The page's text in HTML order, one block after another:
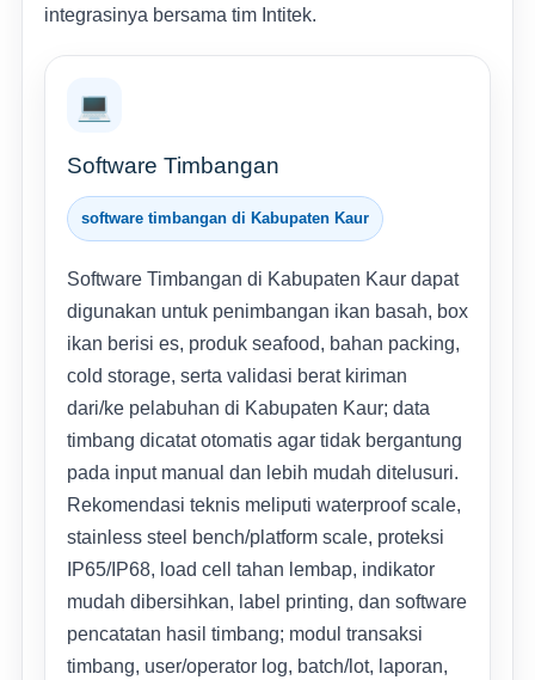
integrasinya bersama tim Intitek.
💻
Software Timbangan
software timbangan di Kabupaten Kaur
Software Timbangan di Kabupaten Kaur dapat
digunakan untuk penimbangan ikan basah, box
ikan berisi es, produk seafood, bahan packing,
cold storage, serta validasi berat kiriman
dari/ke pelabuhan di Kabupaten Kaur; data
timbang dicatat otomatis agar tidak bergantung
pada input manual dan lebih mudah ditelusuri.
Rekomendasi teknis meliputi waterproof scale,
stainless steel bench/platform scale, proteksi
IP65/IP68, load cell tahan lembap, indikator
mudah dibersihkan, label printing, dan software
pencatatan hasil timbang; modul transaksi
timbang, user/operator log, batch/lot, laporan,